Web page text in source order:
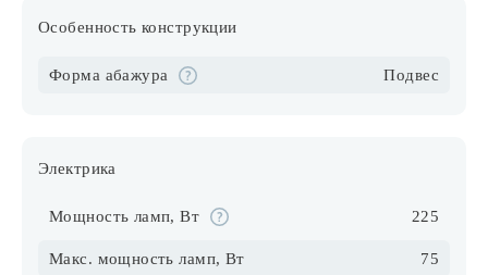
Особенность конструкции
Форма абажура Подвес
Электрика
Мощность ламп, Вт 225
Макс. мощность ламп, Вт 75